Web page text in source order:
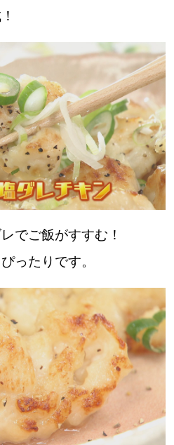
でご飯がすすむ！
ったりです。